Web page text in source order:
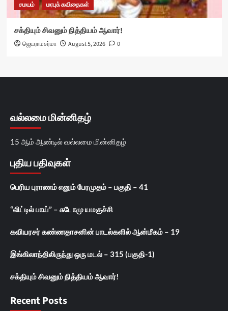
சமயம் மரபுக் கவிதைகள்
சக்தியும் சிவனும் நித்தியம் ஆவார்!
ஜெயராமசர்மா August 5, 2026 0
வல்லமை மின்னிதழ்
15 ஆம் ஆண்டில் வல்லமை மின்னிதழ்
புதிய பதிவுகள்
பெரிய புராணம் எனும் பேரமுதம் – பகுதி – 41
“லிட்டில் பாய்” – சுடோமு யமகுச்சி
கவியரசர் கண்ணதாசனின் பாடல்களில் ஆன்மீகம் – 19
இங்கிலாந்திலிருந்து ஒரு மடல் – 315 (பகுதி-1)
சக்தியும் சிவனும் நித்தியம் ஆவார்!
Recent Posts